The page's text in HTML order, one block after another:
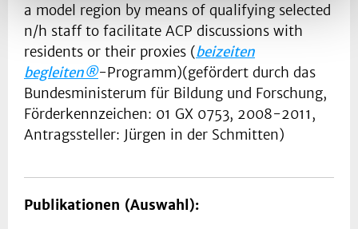
a model region by means of qualifying selected
n/h staff to facilitate ACP discussions with
residents or their proxies (beizeiten
begleiten®-Programm)(gefördert durch das
Bundesministerum für Bildung und Forschung,
Förderkennzeichen: 01 GX 0753, 2008-2011,
Antragssteller: Jürgen in der Schmitten)
Publikationen (Auswahl):